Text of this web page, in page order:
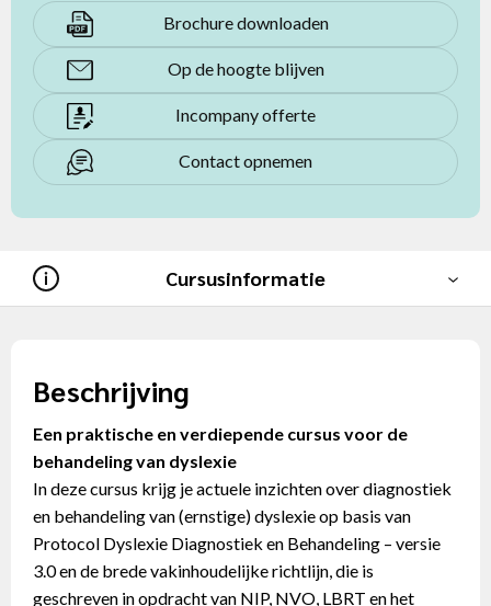
Brochure downloaden
Op de hoogte blijven
Incompany offerte
Contact opnemen
Cursusinformatie
Beschrijving
Een praktische en verdiepende cursus voor de
behandeling van dyslexie
In deze cursus krijg je actuele inzichten over diagnostiek
en behandeling van (ernstige) dyslexie op basis van
Protocol Dyslexie Diagnostiek en Behandeling – versie
3.0 en de brede vakinhoudelijke richtlijn, die is
geschreven in opdracht van NIP, NVO, LBRT en het